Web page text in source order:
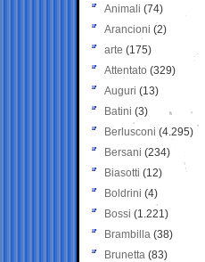
Animali (74)
Arancioni (2)
arte (175)
Attentato (329)
Auguri (13)
Batini (3)
Berlusconi (4.295)
Bersani (234)
Biasotti (12)
Boldrini (4)
Bossi (1.221)
Brambilla (38)
Brunetta (83)